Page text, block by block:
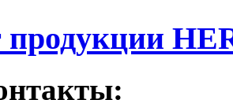
продукции